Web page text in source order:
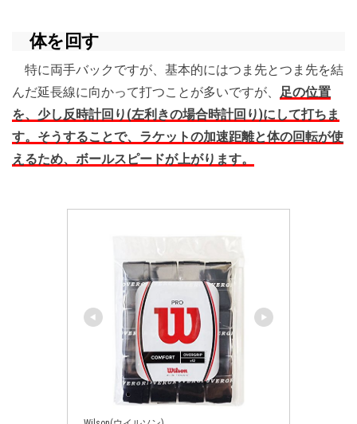
体を回す
特に両手バックですが、基本的にはつま先とつま先を結
んだ延長線に向かって打つことが多いですが、
足の位置
を、少し反時計回り(左利きの場合時計回り)にして打ちま
す。そうすることで、ラケットの加速距離と体の回転が使
えるため、ボールスピードが上がります。